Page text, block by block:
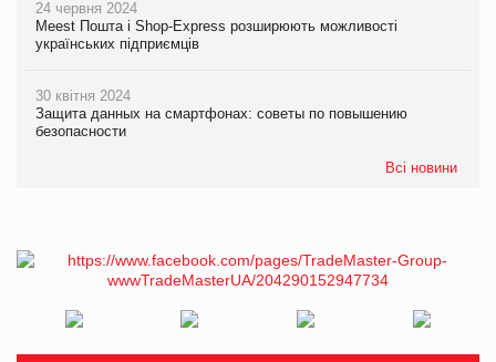
24 червня 2024
Meest Пошта і Shop-Express розширюють можливості
українських підприємців
30 квітня 2024
Защита данных на смартфонах: советы по повышению
безопасности
Всі новини